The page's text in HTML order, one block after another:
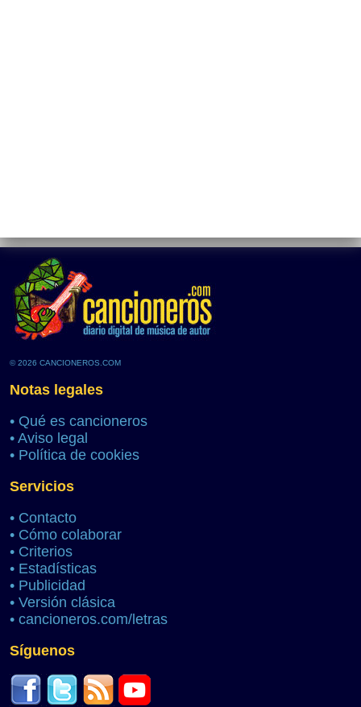
© 2026 CANCIONEROS.COM
Notas legales
• Qué es cancioneros
• Aviso legal
• Política de cookies
Servicios
• Contacto
• Cómo colaborar
• Criterios
• Estadísticas
• Publicidad
• Versión clásica
• cancioneros.com/letras
Síguenos